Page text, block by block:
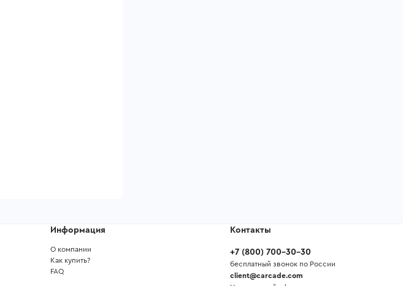
Информация
О компании
Как купить?
FAQ
Контакты
+7 (800) 700-30-30
бесплатный звонок по России
client@carcade.com